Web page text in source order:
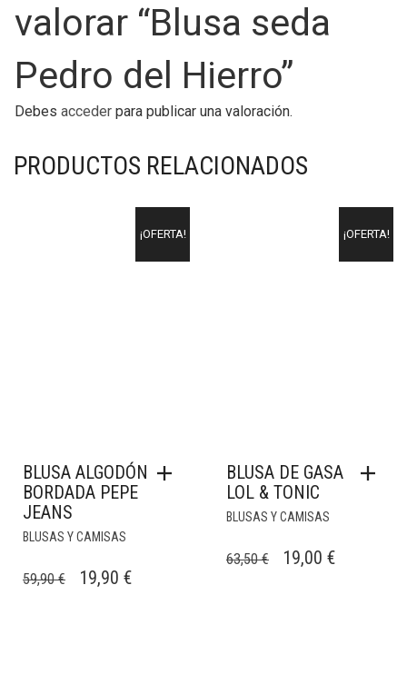
valorar “Blusa seda
Pedro del Hierro”
Debes acceder para publicar una valoración.
PRODUCTOS RELACIONADOS
¡OFERTA!
BLUSA ALGODÓN
BORDADA PEPE
JEANS
BLUSAS Y CAMISAS
59,90€
EL
19,90 €EL
¡OFERTA!
BLUSA DE GASA
LOL & TONIC
BLUSAS Y CAMISAS
63,50€
EL
19,00 €EL